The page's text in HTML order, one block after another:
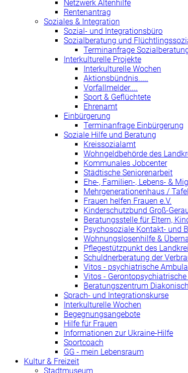
Netzwerk Altenhilfe
Rentenantrag
Soziales & Integration
Sozial- und Integrationsbüro
Sozialberatung und
Terminanfrage
Interkulturelle Projekte
Interkulturelle Wochen
Aktionsbündnis.....
Vorfallmelder....
Sport & Geflüchtete
Ehrenamt
Einbürgerung
Terminanfrage Einbürgerung
Soziale Hilfe und Beratung
Kreissozialamt
Wohngeldbehörde des
Kommunales Jobcenter
Städtische Seniorenarbeit
Ehe-, Familien-, Lebens- &
Mehrgenerationenhaus / Tafel
Frauen helfen Frauen e.V.
Kinderschutzbund Groß-
Beratungsstelle für Eltern,
Psychosoziale Kontakt- und
Wohnungslosenhilfe &
Pflegestützpunkt des
Schuldnerberatung der
Vitos - psychiatrische
Vitos -
Beratungszentrum
Sprach- und Integrationskurse
Interkulturelle Wochen
Begegnungsangebote
Hilfe für Frauen
Informationen zur Ukraine-Hilfe
Sportcoach
GG - mein Lebensraum
Kultur & Freizeit
Stadtmuseum